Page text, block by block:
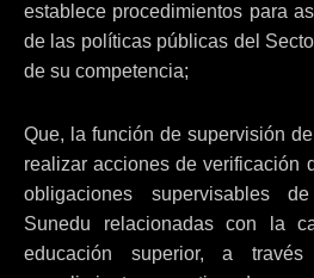
establece procedimientos para
de las políticas públicas del
de su competencia;
Que, la función de supervisión
realizar acciones de verificación
obligaciones supervisables
Sunedu relacionadas con la
educación superior, a